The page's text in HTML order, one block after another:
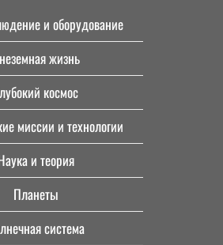
и оборудование
жизнь
космос
миссии и технологии
и теория
Планеты
система